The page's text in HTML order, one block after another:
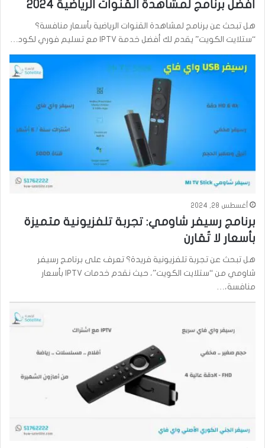
أفضل برنامج لمشاهدة القنوات الرياضية 2024
هل تبحث عن برنامج لمشاهدة القنوات الرياضية بأسعار منافسة؟
“ستلايت الكويت” يقدم لك أفضل خدمة IPTV مع تسليم فوري لكود…
أغسطس 28, 2024
برنامج رسيفر شاومي: تجربة تلفزيونية متميزة
بأسعار لا تُقارن
هل تبحث عن تجربة تلفزيونية فريدة؟ تعرف على برنامج رسيفر
شاومي من “ستلايت الكويت”، حيث نقدم خدمات IPTV بأسعار
منافسة،…